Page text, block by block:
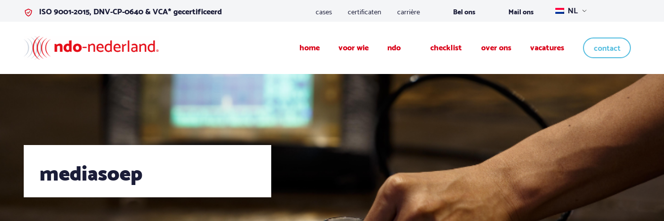
Ga naar de inhoudISO 9001-2015, DNV-CP-0640 & VCA* gecertificeerd cases certificaten carrière Bel ons Mail ons NL
home voor wie ndo checklist over ons vacatures contact
mediasoep